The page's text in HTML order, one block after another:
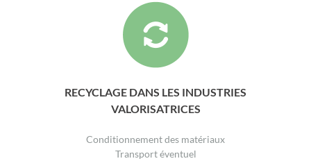
RECYCLAGE DANS LES INDUSTRIES
VALORISATRICES
Conditionnement des matériaux
Transport éventuel